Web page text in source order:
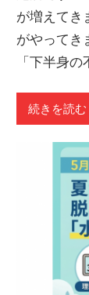
が増えてき
がやってき
「下半身
続きを読む